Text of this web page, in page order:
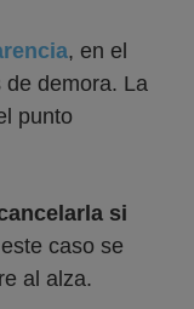
, en el
de demora. La
punto
si
caso se
al alza.